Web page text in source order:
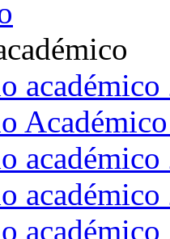
académico
académico
académico
académico